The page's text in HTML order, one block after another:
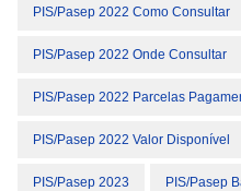
PIS/Pasep 2022 Como Consultar
PIS/Pasep 2022 Onde Consultar
PIS/Pasep 2022 Parcelas
PIS/Pasep 2022 Valor Disponível
PIS/Pasep 2023 PIS/Pasep